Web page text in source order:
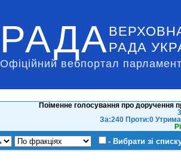
РАДА РАДА
Офіційний вебпортал
Поіменне голосування про доручення
За:240 Проти:0
- Вибрати зі